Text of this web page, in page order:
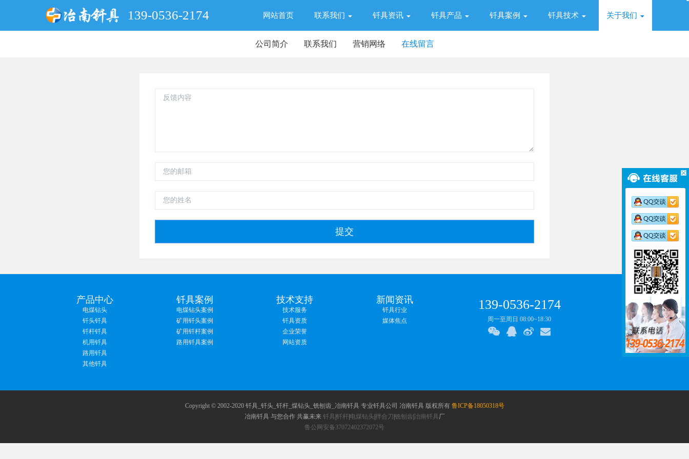
139-0536-2174 网站首页 联系我们 钎具资讯 钎具产品 钎具案例 钎具技术 关于我们
公司简介 联系我们 营销网络 在线留言
提交
产品中心
电煤钻头
钎头钎具
钎杆钎具
机用钎具
路用钎具
其他钎具
钎具案例
电煤钻头案例
矿用钎头案例
矿用钎杆案例
路用钎具案例
技术支持
技术服务
钎具资质
企业荣誉
网站资质
新闻资讯
钎具行业
媒体焦点
139-0536-2174
周一至周日 08:00~18:30
Copyright © 2002-2020 钎具_钎头_钎杆_煤钻头_铣刨齿_冶南钎具 专业钎具公司 冶南钎具 版权所有 鲁ICP备18050318号
冶南钎具 与您合作 共赢未来 钎具 钎杆| 电煤钻头 拌合刀 铣刨齿 冶南钎具 厂
鲁公网安备37072402372072号